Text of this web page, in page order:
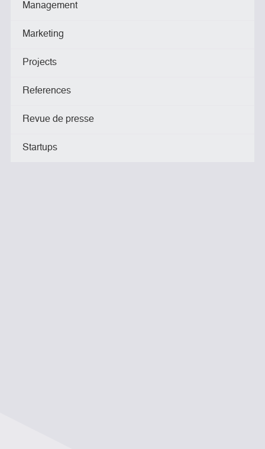
Management
Marketing
Projects
References
Revue de presse
Startups